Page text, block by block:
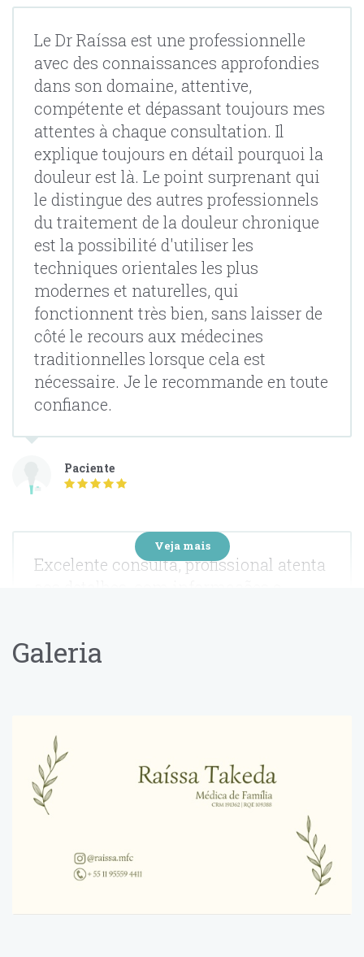
Le Dr Raíssa est une professionnelle
avec des connaissances approfondies
dans son domaine, attentive,
compétente et dépassant toujours mes
attentes à chaque consultation. Il
explique toujours en détail pourquoi la
douleur est là. Le point surprenant qui
le distingue des autres professionnels
du traitement de la douleur chronique
est la possibilité d'utiliser les
techniques orientales les plus
modernes et naturelles, qui
fonctionnent très bien, sans laisser de
côté le recours aux médecines
traditionnelles lorsque cela est
nécessaire. Je le recommande en toute
confiance.
Paciente
Excelente consulta, profissional atenta
A Dra. Raissa foi maravilhosa do
começo ao fim, muito acolhedora e
gentil, passou mais de 1h me ouvindo e
tirando todas as minhas dúvidas. É
uma médica excelente e muito
Veja mais
Galeria